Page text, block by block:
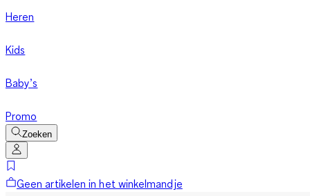
Heren
Kids
Baby’s
Promo
Zoeken
Geen artikelen in het winkelmandje